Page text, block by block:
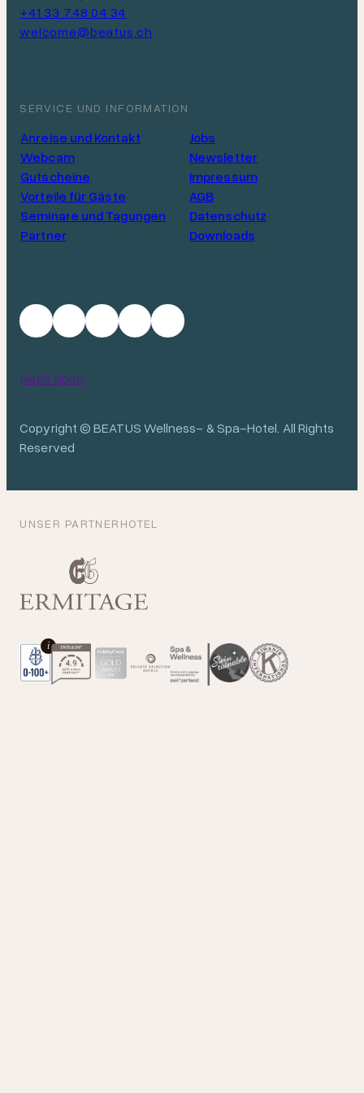
+41 33 748 04 34
welcome@beatus.ch
SERVICE UND INFORMATION
Anreise und Kontakt
Webcam
Gutscheine
Vorteile für Gäste
Seminare und Tagungen
Partner
Jobs
Newsletter
Impressum
AGB
Datenschutz
Downloads
Copyright © BEATUS Wellness- & Spa-Hotel. All Rights
Reserved
Nach oben
UNSER PARTNERHOTEL
i